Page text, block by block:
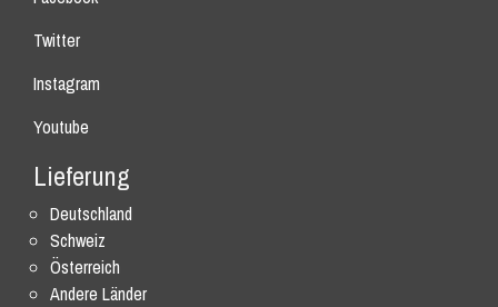
Twitter
Instagram
Youtube
Lieferung
Deutschland
Schweiz
Österreich
Andere Länder